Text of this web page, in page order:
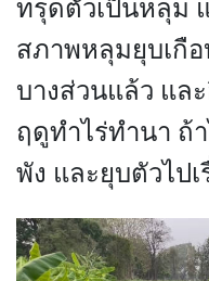
ทรุดตัวเป็นหลุม
สภาพหลุมยุบเกือ
บางส่วนแล้ว แล
ฤดูทำไร่ทำนา ถ้
พัง และยุบตัวไปเ